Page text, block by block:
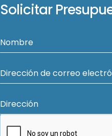
Solicitar
Nombre
Dirección de correo
Dirección